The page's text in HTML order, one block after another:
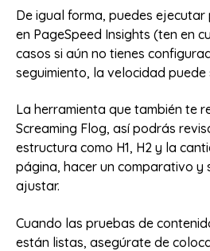
De igual forma, puedes
en PageSpeed Insights (ten en
casos si aún no tienes
seguimiento, la velocidad puede
La herramienta que también te
Screaming Flog, así podrás
estructura como H1, H2 y la
página, hacer un comparativo y
ajustar.
Cuando las pruebas de
están listas, asegúrate de